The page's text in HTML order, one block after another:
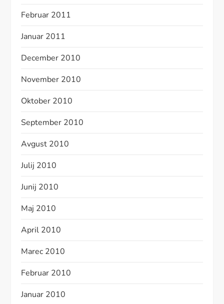
Februar 2011
Januar 2011
December 2010
November 2010
Oktober 2010
September 2010
Avgust 2010
Julij 2010
Junij 2010
Maj 2010
April 2010
Marec 2010
Februar 2010
Januar 2010